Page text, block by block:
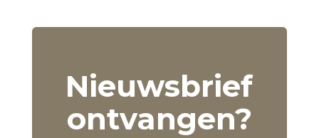
Nieuwsbrief
ontvangen?